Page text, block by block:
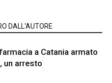
DALL'AUTORE
a Catania armato
un arresto